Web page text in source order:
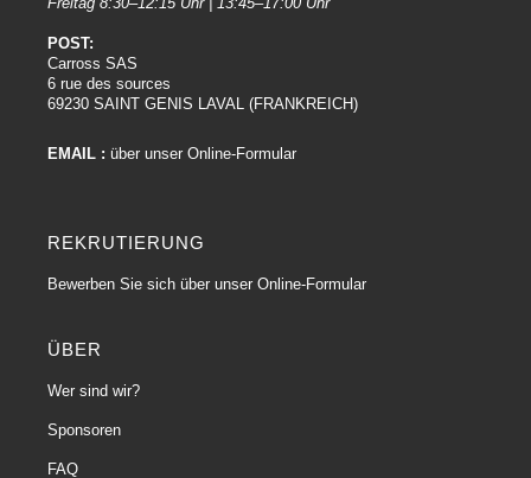
Widerstandsfähigkeit
: Das witterungs-, UV- und temperaturbeständige
doppelseitige Karosserieklebeband wurde entwickelt, um auch unter
schwierigen Bedingungen eine zuverlässige Haftung aufrechtzuerhalten.
2. High Solid High Solid Acrylic Double Face :
Acrylbasis hergestellt, die ihm eine hervorragende Hitze-, UV- und
rauen Umgebungen erforderlich sind.
der Automobilindustrie, im Baugewerbe und in anderen Anwendungen, die
das doppelseitige High Solid Acryl oft für anspruchsvolle Anwendungen
entwickelt
POST:
Carross SAS
6 rue des sources
69230 SAINT GENIS LAVAL (FRANKREICH)
EMAIL : über unser Online-Formular
REKRUTIERUNG
Bewerben Sie sich über unser Online-Formular
ÜBER
Wer sind wir?
Sponsoren
FAQ